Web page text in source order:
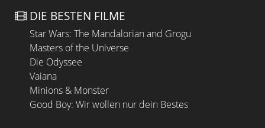
DIE BESTEN FILME
Star Wars: The Mandalorian and Grogu
Masters of the Universe
Die Odyssee
Vaiana
Minions & Monster
Good Boy: Wir wollen nur dein Bestes